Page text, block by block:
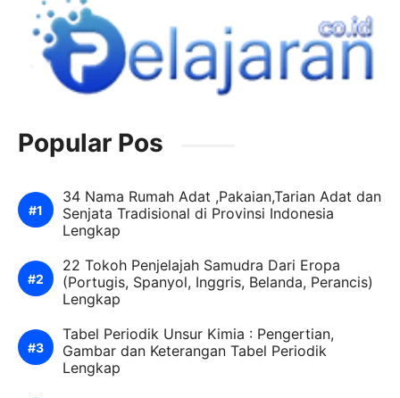
Popular Pos
34 Nama Rumah Adat ,Pakaian,Tarian Adat dan
Senjata Tradisional di Provinsi Indonesia
Lengkap
22 Tokoh Penjelajah Samudra Dari Eropa
(Portugis, Spanyol, Inggris, Belanda, Perancis)
Lengkap
Tabel Periodik Unsur Kimia : Pengertian,
Gambar dan Keterangan Tabel Periodik
Lengkap